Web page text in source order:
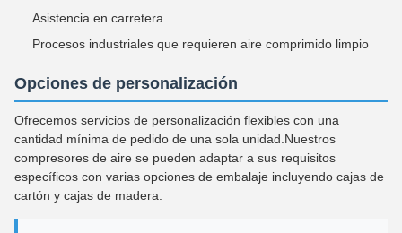
Asistencia en carretera
Procesos industriales que requieren aire comprimido limpio
Opciones de personalización
Ofrecemos servicios de personalización flexibles con una
cantidad mínima de pedido de una sola unidad.Nuestros
compresores de aire se pueden adaptar a sus requisitos
específicos con varias opciones de embalaje incluyendo cajas de
cartón y cajas de madera.